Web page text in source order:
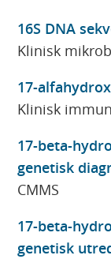
16S DNA
Klinisk
17-
Klinisk
17-beta-
genetisk
CMMS
17-beta-
genetisk